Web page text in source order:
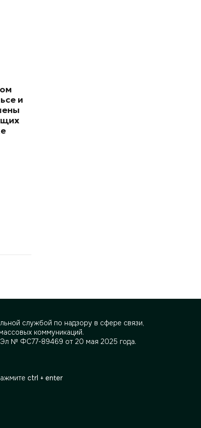
и
службой по надзору в сфере связи,
коммуникаций.
Эл № ФС77-89469 от 20 мая 2025 года.
ctrl + enter